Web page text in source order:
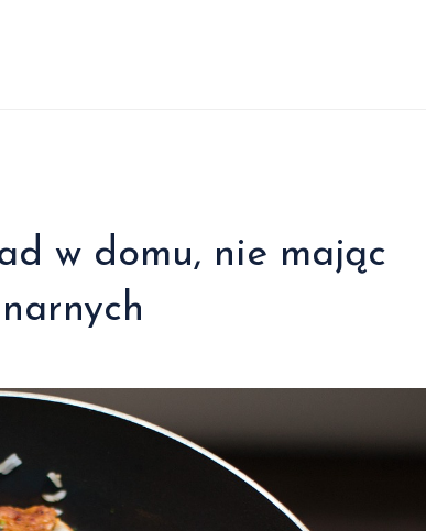
w domu, nie mając